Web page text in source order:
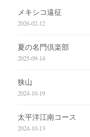
メキシコ遠征
2026-02-12
夏の名門倶楽部
2025-09-14
狭山
2024-10-19
太平洋江南コース
2024-10-13